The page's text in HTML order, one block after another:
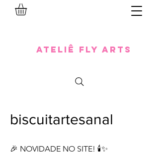
Ateliê Fly Arts
biscuitartesanal
🎉 NOVIDADE NO SITE! 🕯️✨